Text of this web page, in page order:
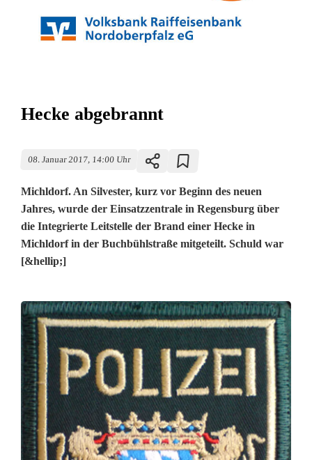
Hecke abgebrannt
08. Januar 2017, 14:00 Uhr
Michldorf. An Silvester, kurz vor Beginn des neuen
Jahres, wurde der Einsatzzentrale in Regensburg über
die Integrierte Leitstelle der Brand einer Hecke in
Michldorf in der Buchbühlstraße mitgeteilt. Schuld war
[&hellip;]